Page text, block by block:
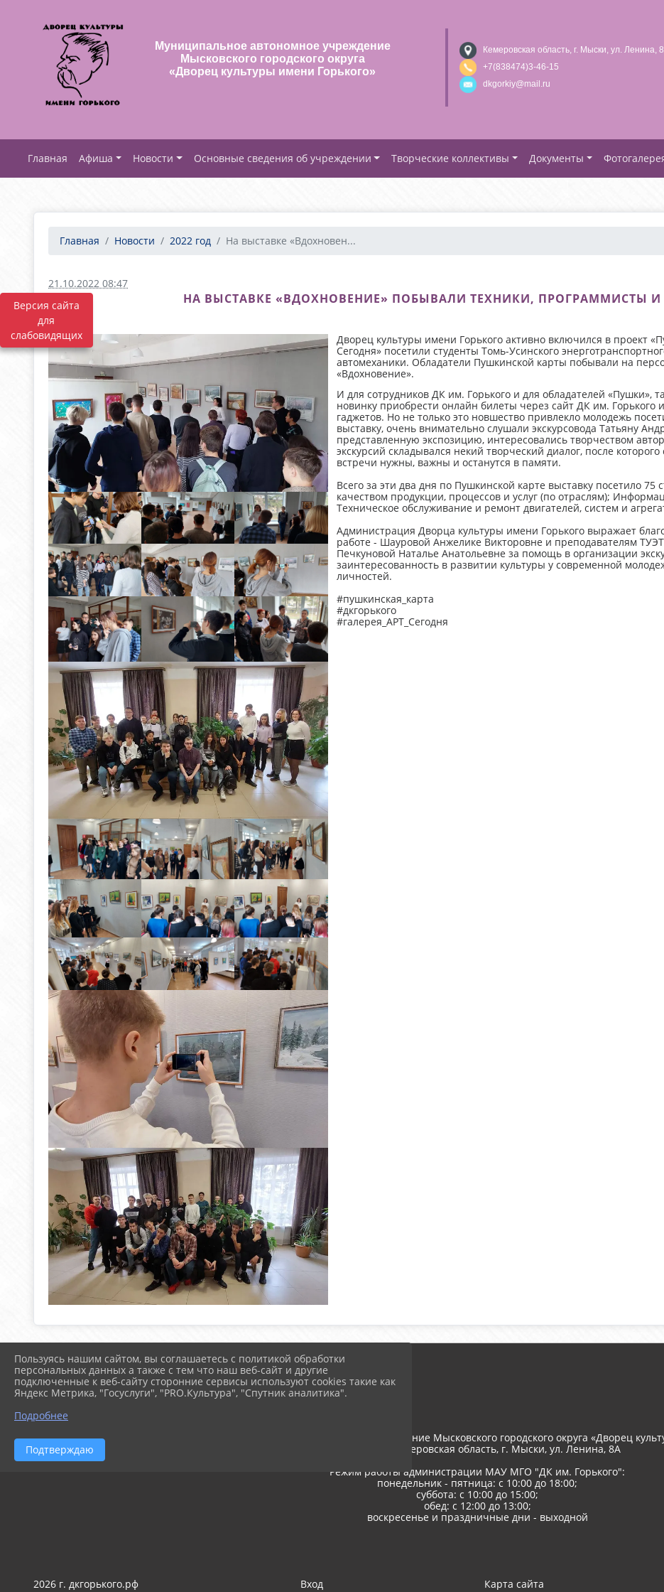
Версия сайта
для
слабовидящих
Муниципальное автономное учреждение
Мысковского городского округа
«Дворец культуры имени Горького»
Кемеровская область, г. Мыски, ул. Ленина,
+7(838474)3-46-15
dkgorkiy@mail.ru
Афиша Новости Основные сведения об учреждении Творческие коллективы Документы
Главная Новости 2022 год На выставке «Вдохновен...
21.10.2022 08:47
НА ВЫСТАВКЕ «ВДОХНОВЕНИЕ» ПОБЫВАЛИ ТЕХНИКИ, ПРОГРАММИСТЫ
Дворец культуры имени Горького активно включился в проект
Сегодня» посетили студенты Томь-Усинского
автомеханики. Обладатели Пушкинской карты побывали на
«Вдохновение».
И для сотрудников ДК им. Горького и для обладателей «Пушки»,
новинку приобрести онлайн билеты через сайт ДК им.
гаджетов. Но не только это новшество привлекло молодежь
выставку, очень внимательно слушали экскурсовода Татьяну
представленную экспозицию, интересовались творчеством
экскурсий складывался некий творческий диалог, после
встречи нужны, важны и останутся в памяти.
Всего за эти два дня по Пушкинской карте выставку посетило 75
качеством продукции, процессов и услуг (по отраслям);
Техническое обслуживание и ремонт двигателей, систем и
Администрация Дворца культуры имени Горького выражает
работе - Шауровой Анжелике Викторовне и преподавателям
Печкуновой Наталье Анатольевне за помощь в организации
заинтересованность в развитии культуры у современной
личностей.
#пушкинская_карта
#дкгорького
#галерея_АРТ_Сегодня
© 2025 Муниципальное автономное учреждение Мысковского городского округа «Дворец
652845, РФ, Кемеровская область, г. Мыски, ул. Ленина, 8A
Режим работы администрации МАУ МГО "ДК им. Горького":
понедельник - пятница: с 10:00 до 18:00;
суббота: с 10:00 до 15:00;
обед: с 12:00 до 13:00;
воскресенье и праздничные дни - выходной
2026 г. дкгорького.рф Вход Карта сайта
Пользуясь нашим сайтом, вы соглашаетесь с политикой обработки
персональных данных а также с тем что наш веб-сайт и другие
подключенные к веб-сайту сторонние сервисы используют cookies такие как
Яндекс Метрика, "Госуслуги", "PRO.Культура", "Спутник аналитика".
Подробнее
Подтверждаю